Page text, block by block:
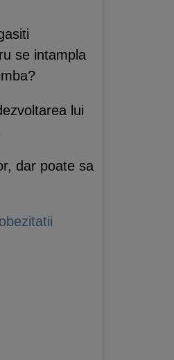
se intampla
lui
dar poate sa
obezitatii